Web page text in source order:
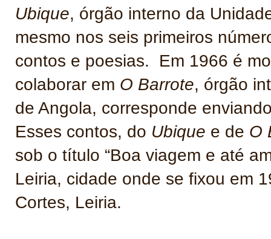
Ubique, órgão interno da
mesmo nos seis primeiros
contos e poesias. Em 1966 é
colaborar em O Barrote, órgão
de Angola, corresponde
Esses contos, do Ubique e de O
sob o título “Boa viagem e até
Leiria, cidade onde se fixou em
Cortes, Leiria.